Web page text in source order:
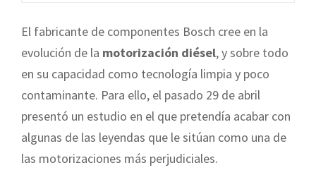
El fabricante de componentes Bosch cree en la
evolución de la motorización diésel, y sobre todo
en su capacidad como tecnología limpia y poco
contaminante. Para ello, el pasado 29 de abril
presentó un estudio en el que pretendía acabar con
algunas de las leyendas que le sitúan como una de
las motorizaciones más perjudiciales.